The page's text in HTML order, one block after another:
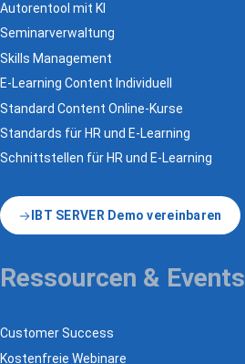
Autorentool mit KI
Seminarverwaltung
Skills Management
E-Learning Content Individuell
Standard Content Online-Kurse
Standards für HR und E-Learning
Schnittstellen für HR und E-Learning
IBT SERVER Demo vereinbaren
Ressourcen & Events
Customer Success
Kostenfreie Webinare